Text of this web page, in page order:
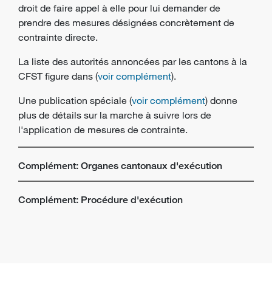
droit de faire appel à elle pour lui demander de
prendre des mesures désignées concrètement de
contrainte directe.
La liste des autorités annoncées par les cantons à la
CFST figure dans (voir complément).
Une publication spéciale (voir complément) donne
plus de détails sur la marche à suivre lors de
l'application de mesures de contrainte.
Complément: Organes cantonaux d'exécution
Complément: Procédure d'exécution